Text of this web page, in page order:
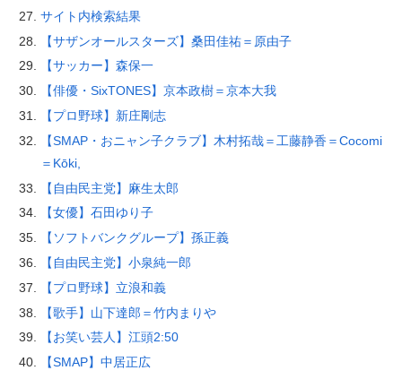
サイト内検索結果
【サザンオールスターズ】桑田佳祐＝原由子
【サッカー】森保一
【俳優・SixTONES】京本政樹＝京本大我
【プロ野球】新庄剛志
【SMAP・おニャン子クラブ】木村拓哉＝工藤静香＝Cocomi
＝Kōki,
【自由民主党】麻生太郎
【女優】石田ゆり子
【ソフトバンクグループ】孫正義
【自由民主党】小泉純一郎
【プロ野球】立浪和義
【歌手】山下達郎＝竹内まりや
【お笑い芸人】江頭2:50
【SMAP】中居正広